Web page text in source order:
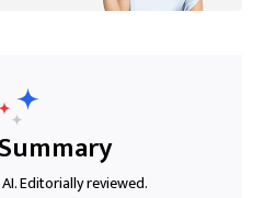
Editorially reviewed.